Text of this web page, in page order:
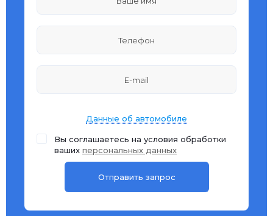
Данные об автомобиле
Вы соглашаетесь на условия обработки
ваших персональных данных